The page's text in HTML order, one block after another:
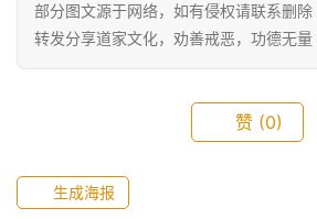
部分图文源于网络，如有侵权请联系删除
转发分享道家文化，劝善戒恶，功德无量
赞 (0)
生成海报